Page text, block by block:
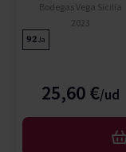
Bodegas Vega Sicilia
2023
92Ja
25,60 €